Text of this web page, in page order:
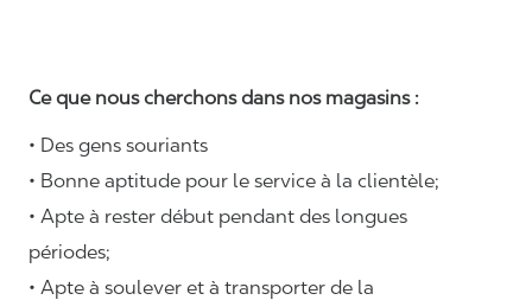
Ce que nous cherchons dans nos magasins :
• Des gens souriants
• Bonne aptitude pour le service à la clientèle;
• Apte à rester début pendant des longues
périodes;
• Apte à soulever et à transporter de la